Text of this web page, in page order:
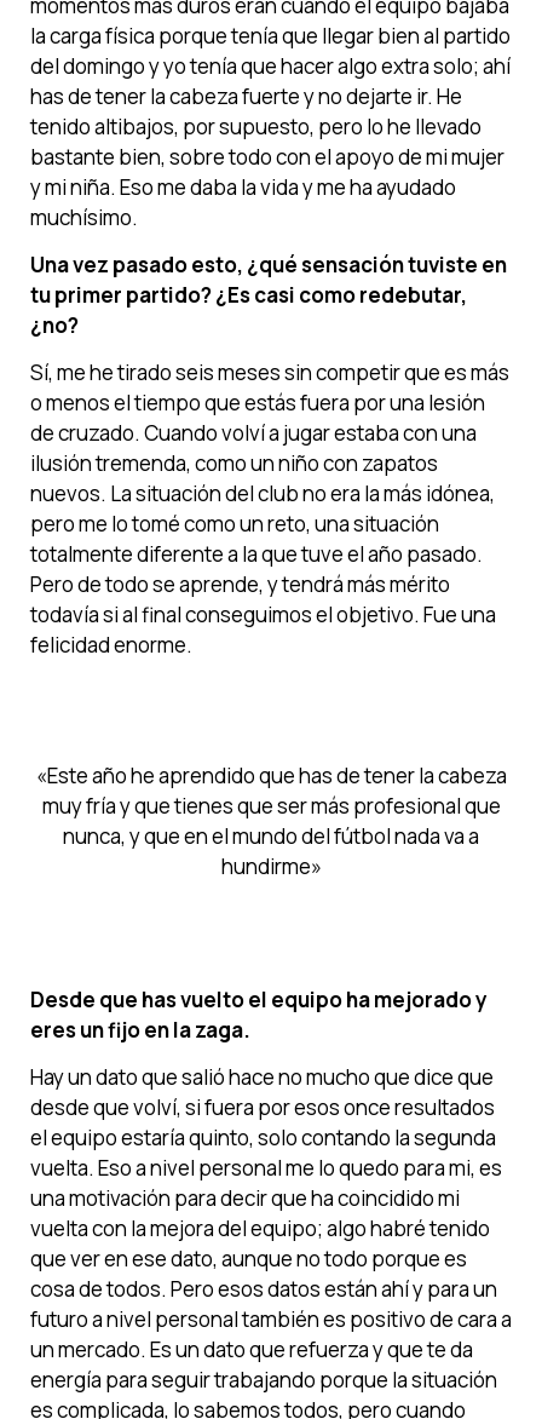
la carga física porque tenía que llegar bien al partido
del domingo y yo tenía que hacer algo extra solo; ahí
has de tener la cabeza fuerte y no dejarte ir. He
tenido altibajos, por supuesto, pero lo he llevado
bastante bien, sobre todo con el apoyo de mi mujer
y mi niña. Eso me daba la vida y me ha ayudado
muchísimo.
Una vez pasado esto, ¿qué sensación tuviste en
tu primer partido? ¿Es casi como redebutar,
¿no?
Sí, me he tirado seis meses sin competir que es más
o menos el tiempo que estás fuera por una lesión
de cruzado. Cuando volví a jugar estaba con una
ilusión tremenda, como un niño con zapatos
nuevos. La situación del club no era la más idónea,
pero me lo tomé como un reto, una situación
totalmente diferente a la que tuve el año pasado.
Pero de todo se aprende, y tendrá más mérito
todavía si al final conseguimos el objetivo. Fue una
felicidad enorme.
«Este año he aprendido que has de tener la cabeza
muy fría y que tienes que ser más profesional que
nunca, y que en el mundo del fútbol nada va a
hundirme»
Desde que has vuelto el equipo ha mejorado y
eres un fijo en la zaga.
Hay un dato que salió hace no mucho que dice que
desde que volví, si fuera por esos once resultados
el equipo estaría quinto, solo contando la segunda
vuelta. Eso a nivel personal me lo quedo para mi, es
una motivación para decir que ha coincidido mi
vuelta con la mejora del equipo; algo habré tenido
que ver en ese dato, aunque no todo porque es
cosa de todos. Pero esos datos están ahí y para un
futuro a nivel personal también es positivo de cara a
un mercado. Es un dato que refuerza y que te da
energía para seguir trabajando porque la situación
es complicada, lo sabemos todos, pero cuando